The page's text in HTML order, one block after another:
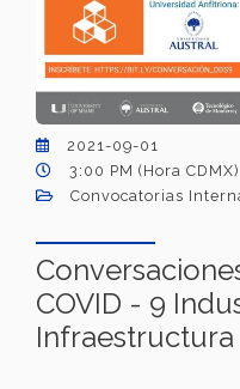
2021-09-01
3:00 PM (Hora CDMX)
Convocatorias
COVID - 9
Infraestructura